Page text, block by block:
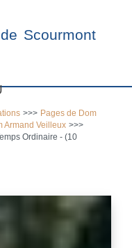
Scourmont
>>> Pages de Dom
Armand Veilleux >>>
Ordinaire - (10